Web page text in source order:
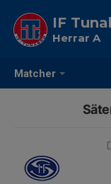
Matcher
IF
Herrar A